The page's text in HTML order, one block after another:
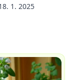
1. 2025